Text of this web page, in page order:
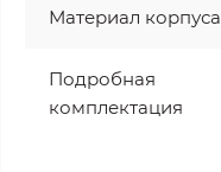
Материал корпуса
Подробная
комплектация